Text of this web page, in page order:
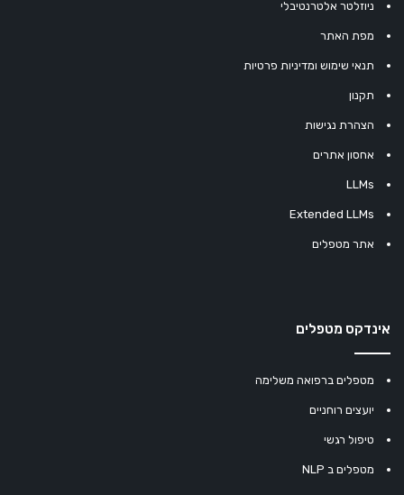
ניוזלטר אלטרנטיבלי
מפת האתר
תנאי שימוש ומדיניות פרטיות
תקנון
הצהרת נגישות
אחסון אתרים
LLMs
Extended LLMs
אתר מטפלים
אינדקס מטפלים
מטפלים ברפואה משלימה
יועצים רוחניים
טיפול רגשי
מטפלים ב NLP